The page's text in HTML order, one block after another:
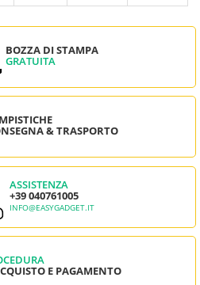
BOZZA DI STAMPA
GRATUITA
& TRASPORTO
ASSISTENZA
+39 040761005
INFO@EASYGADGET.IT
E PAGAMENTO